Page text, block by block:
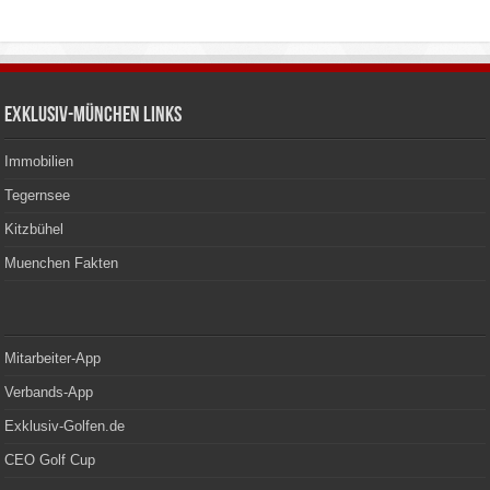
Exklusiv-München Links
Immobilien
Tegernsee
Kitzbühel
Muenchen Fakten
Mitarbeiter-App
Verbands-App
Exklusiv-Golfen.de
CEO Golf Cup